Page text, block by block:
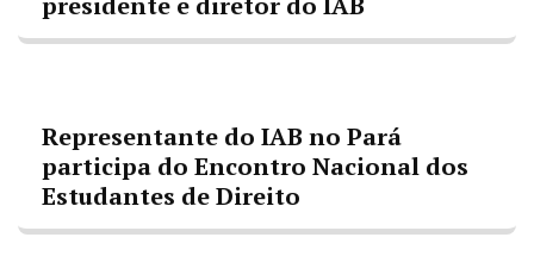
Representante do IAB no Pará
participa do Encontro Nacional dos
Estudantes de Direito